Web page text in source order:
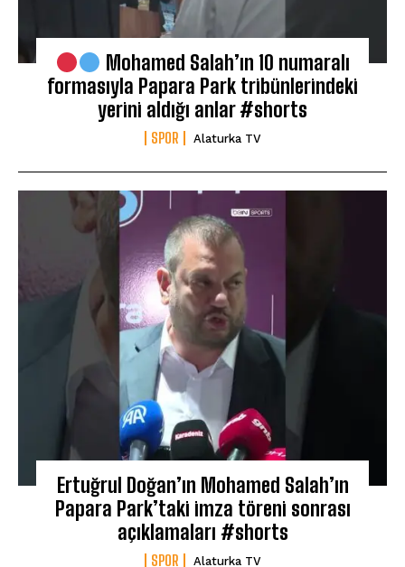
Mohamed Salah’ın 10 numaralı
formasıyla Papara Park tribünlerindeki
yerini aldığı anlar #shorts
SPOR Alaturka TV
Ertuğrul Doğan’ın Mohamed Salah’ın
Papara Park’taki imza töreni sonrası
açıklamaları #shorts
SPOR Alaturka TV